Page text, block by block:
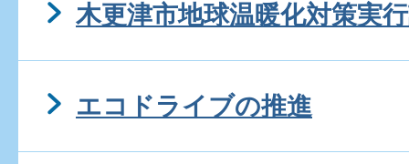
木更津市地球温暖化対策実
エコドライブの推進